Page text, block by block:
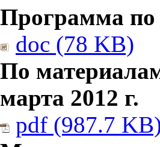
Программа по
doc (78 KB)
По
марта 2012 г.
pdf (987.7